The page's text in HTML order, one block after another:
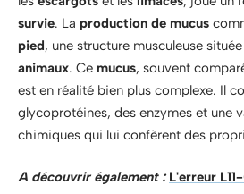
survie. La production de mucus
pied, une structure musculeuse
animaux. Ce mucus, souvent
est en réalité bien plus complexe. Il
glycoprotéines, des enzymes et une
chimiques qui lui confèrent des
A découvrir également : L'erreur